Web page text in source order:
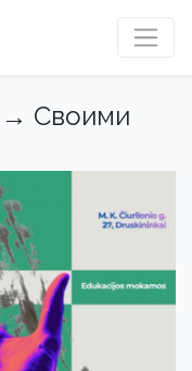
→ Своими